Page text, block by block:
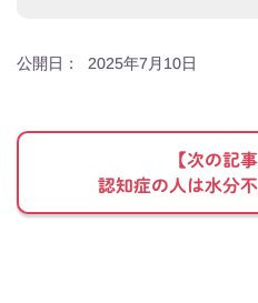
公開日： 2025年7月10日
【次の記
認知症の人は水分